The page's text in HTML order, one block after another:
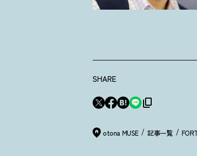
SHARE
otona MUSE 記事一覧